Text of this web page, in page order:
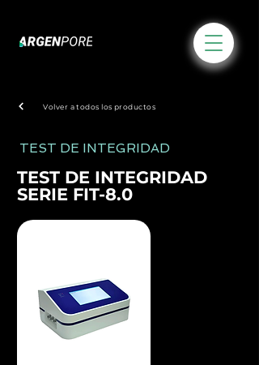
Volver a todos los productos
TEST DE INTEGRIDAD
TEST DE INTEGRIDAD
SERIE FIT-8.0